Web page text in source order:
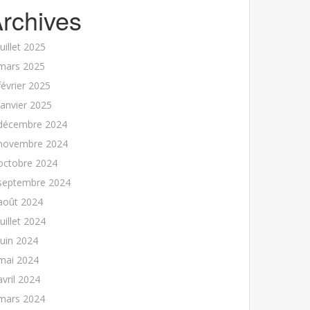
2025
2025
2025
2025
2024
2024
2024
2024
2024
2024
2024
2024
2024
2024